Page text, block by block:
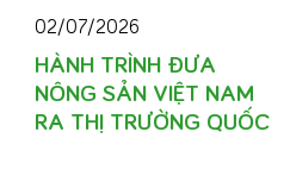
02/07/2026
HÀNH TRÌNH ĐƯA
NÔNG SẢN VIỆT NAM
RA THỊ TRƯỜNG QUỐC